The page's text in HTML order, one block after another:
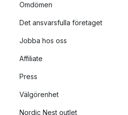
Omdömen
Det ansvarsfulla företaget
Jobba hos oss
Affiliate
Press
Välgörenhet
Nordic Nest outlet